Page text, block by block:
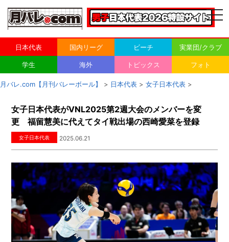
日本代表 国内リーグ ビーチ 実業団/クラブ
学生 海外 トピックス フォト
月バレ.com【月刊バレーボール】 > 日本代表 > 女子日本代表 >
女子日本代表がVNL2025第2週大会のメンバーを変
更 福留慧美に代えてタイ戦出場の西崎愛菜を登録
女子日本代表 2025.06.21